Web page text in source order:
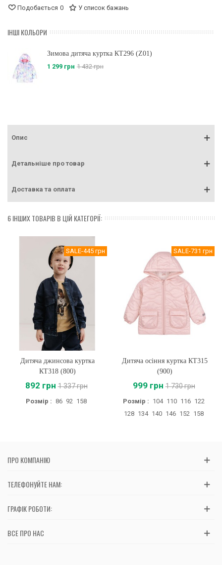
Подобається 0 У список бажань
ІНШІ КОЛЬОРИ
Зимова дитяча куртка КТ296 (Z01)
1 299 грн 1 432 грн
Опис
Детальніше про товар
Доставка та оплата
6 ІНШИХ ТОВАРІВ В ЦІЙ КАТЕГОРІЇ:
SALE-445 грн
Дитяча джинсова куртка
КТ318 (800)
892 грн 1 337 грн
Розмір : 86 92 158
SALE-731 грн
Дитяча осіння куртка КТ315
(900)
999 грн 1 730 грн
Розмір : 104 110 116 122
128 134 140 146 152 158
ПРО КОМПАНІЮ
ТЕЛЕФОНУЙТЕ НАМ:
ГРАФІК РОБОТИ:
ВСЕ ПРО НАС